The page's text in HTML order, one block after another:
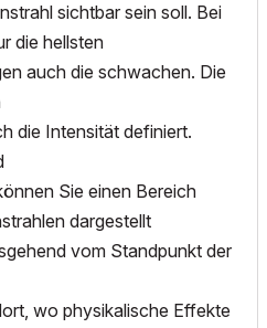
sichtbar sein soll. Bei
die hellsten
auch die schwachen. Die
die Intensität definiert.
Sie einen Bereich
dargestellt
vom Standpunkt der
wo physikalische Effekte